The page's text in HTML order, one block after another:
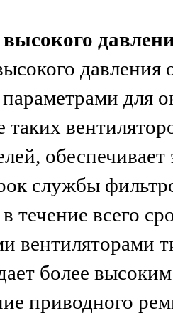
для
таких
службы
течение всего
вентиляторами
более
приводного